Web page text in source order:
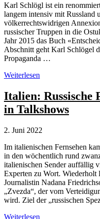
Karl Schlögl ist ein
langem intensiv mit Russland
völkerrechtswidrigen
russischer Truppen in die
Jahr 2015 das Buch
Abschnitt geht Karl Schlögel
Propaganda …
Osteuropa-
Karl
Schlögel
über
Propaganda-
Weiterlesen
Italien: Russische
in Talkshows
2. Juni 2022
Im italienischen Fernsehen
in den wöchentlich rund
italienischen Sender auffällig
Experten zu Wort. Wiederholt
Journalistin Nadana
„Zvezda“, der vom
wird. Ziel der „russischen
Italien:
Weiterlesen